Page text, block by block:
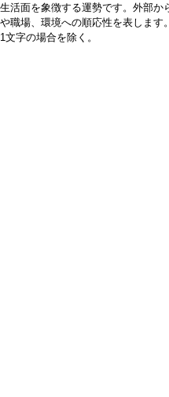
生活面を象徴する運勢です。外部か
や職場、環境への順応性を表しま
1文字の場合を除く。